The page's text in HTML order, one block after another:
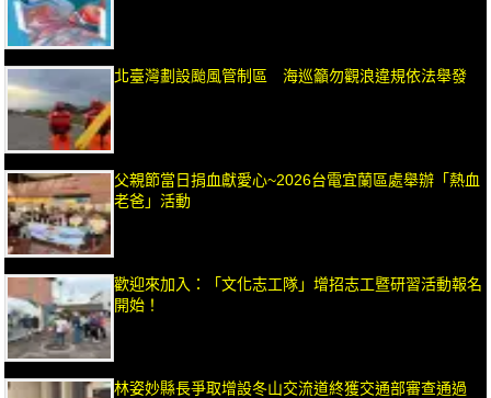
北臺灣劃設颱風管制區 海巡籲勿觀浪違規依法舉發
父親節當日捐血獻愛心~2026台電宜蘭區處舉辦「熱血
老爸」活動
歡迎來加入：「文化志工隊」增招志工暨研習活動報名
開始！
林姿妙縣長爭取增設冬山交流道終獲交通部審查通過